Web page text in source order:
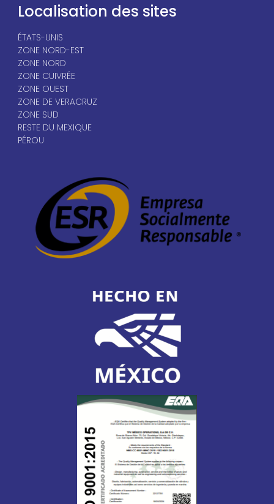
Localisation des sites
ÉTATS-UNIS
ZONE NORD-EST
ZONE NORD
ZONE CUIVRÉE
ZONE OUEST
ZONE DE VERACRUZ
ZONE SUD
RESTE DU MEXIQUE
PÉROU